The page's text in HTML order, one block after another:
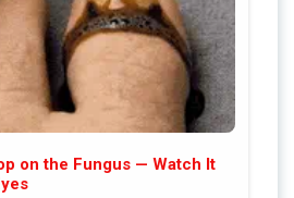
on the Fungus — Watch It